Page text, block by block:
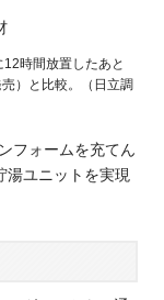
時間放置したあと
）と比較。（日立調
フォームを充てん
湯ユニットを実現